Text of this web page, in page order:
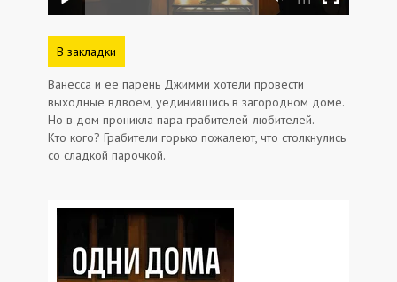
В закладки
Ванесса и ее парень Джимми хотели провести
выходные вдвоем, уединившись в загородном доме.
Но в дом проникла пара грабителей-любителей.
Кто кого? Грабители горько пожалеют, что столкнулись
со сладкой парочкой.